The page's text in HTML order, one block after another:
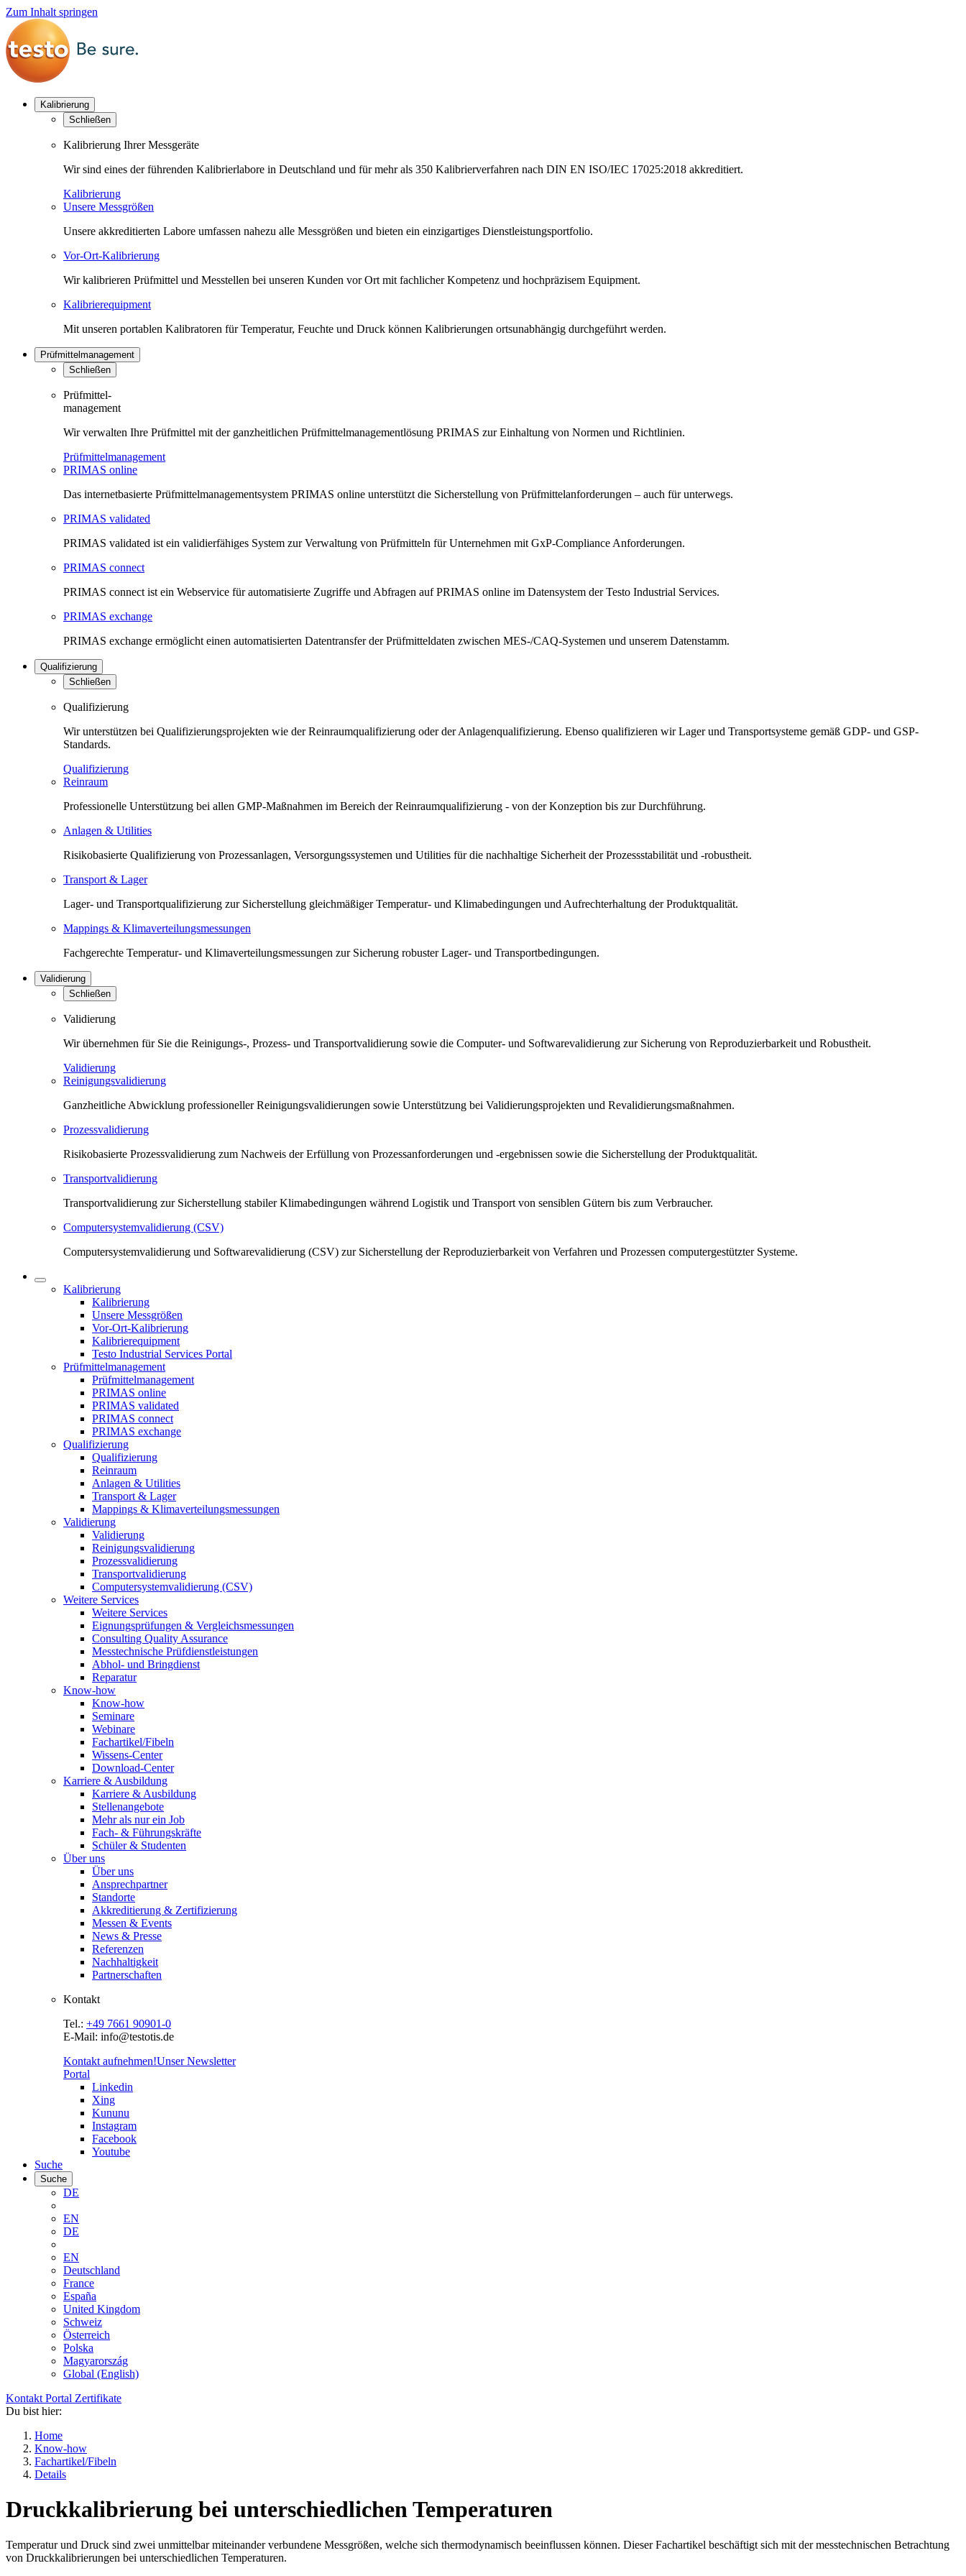
Zum Inhalt springen
Kalibrierung
Schließen
Kalibrierung Ihrer Messgeräte
Wir sind eines der führenden Kalibrierlabore in Deutschland und für mehr als 350 Kalibrierverfahren nach DIN EN ISO/IEC 17025:2018 akkreditiert.
Kalibrierung
Unsere Messgrößen
Unsere akkreditierten Labore umfassen nahezu alle Messgrößen und bieten ein einzigartiges Dienstleistungsportfolio.
Vor-Ort-Kalibrierung
Wir kalibrieren Prüfmittel und Messtellen bei unseren Kunden vor Ort mit fachlicher Kompetenz und hochpräzisem Equipment.
Kalibrierequipment
Mit unseren portablen Kalibratoren für Temperatur, Feuchte und Druck können Kalibrierungen ortsunabhängig durchgeführt werden.
Prüfmittelmanagement
Schließen
Prüfmittel-
management
Wir verwalten Ihre Prüfmittel mit der ganzheitlichen Prüfmittelmanagementlösung PRIMAS zur Einhaltung von Normen und Richtlinien.
Prüfmittelmanagement
PRIMAS online
Das internetbasierte Prüfmittelmanagementsystem PRIMAS online unterstützt die Sicherstellung von Prüfmittelanforderungen – auch für unterwegs.
PRIMAS validated
PRIMAS validated ist ein validierfähiges System zur Verwaltung von Prüfmitteln für Unternehmen mit GxP-Compliance Anforderungen.
PRIMAS connect
PRIMAS connect ist ein Webservice für automatisierte Zugriffe und Abfragen auf PRIMAS online im Datensystem der Testo Industrial Services.
PRIMAS exchange
PRIMAS exchange ermöglicht einen automatisierten Datentransfer der Prüfmitteldaten zwischen MES-/CAQ-Systemen und unserem Datenstamm.
Qualifizierung
Schließen
Qualifizierung
Wir unterstützen bei Qualifizierungsprojekten wie der Reinraumqualifizierung oder der Anlagenqualifizierung. Ebenso qualifizieren wir Lager und Transportsysteme gemäß GDP- und GSP-
Standards.
Qualifizierung
Reinraum
Professionelle Unterstützung bei allen GMP-Maßnahmen im Bereich der Reinraumqualifizierung - von der Konzeption bis zur Durchführung.
Anlagen & Utilities
Risikobasierte Qualifizierung von Prozessanlagen, Versorgungssystemen und Utilities für die nachhaltige Sicherheit der Prozessstabilität und -robustheit.
Transport & Lager
Lager- und Transportqualifizierung zur Sicherstellung gleichmäßiger Temperatur- und Klimabedingungen und Aufrechterhaltung der Produktqualität.
Mappings & Klimaverteilungsmessungen
Fachgerechte Temperatur- und Klimaverteilungsmessungen zur Sicherung robuster Lager- und Transportbedingungen.
Validierung
Schließen
Validierung
Wir übernehmen für Sie die Reinigungs-, Prozess- und Transportvalidierung sowie die Computer- und Softwarevalidierung zur Sicherung von Reproduzierbarkeit und Robustheit.
Validierung
Reinigungsvalidierung
Ganzheitliche Abwicklung professioneller Reinigungsvalidierungen sowie Unterstützung bei Validierungsprojekten und Revalidierungsmaßnahmen.
Prozessvalidierung
Risikobasierte Prozessvalidierung zum Nachweis der Erfüllung von Prozessanforderungen und -ergebnissen sowie die Sicherstellung der Produktqualität.
Transportvalidierung
Transportvalidierung zur Sicherstellung stabiler Klimabedingungen während Logistik und Transport von sensiblen Gütern bis zum Verbraucher.
Computersystemvalidierung (CSV)
Computersystemvalidierung und Softwarevalidierung (CSV) zur Sicherstellung der Reproduzierbarkeit von Verfahren und Prozessen computergestützter Systeme.
Kalibrierung
Kalibrierung
Unsere Messgrößen
Vor-Ort-Kalibrierung
Kalibrierequipment
Testo Industrial Services Portal
Prüfmittelmanagement
Prüfmittelmanagement
PRIMAS online
PRIMAS validated
PRIMAS connect
PRIMAS exchange
Qualifizierung
Qualifizierung
Reinraum
Anlagen & Utilities
Transport & Lager
Mappings & Klimaverteilungsmessungen
Validierung
Validierung
Reinigungsvalidierung
Prozessvalidierung
Transportvalidierung
Computersystemvalidierung (CSV)
Weitere Services
Weitere Services
Eignungsprüfungen & Vergleichsmessungen
Consulting Quality Assurance
Messtechnische Prüfdienstleistungen
Abhol- und Bringdienst
Reparatur
Know-how
Know-how
Seminare
Webinare
Fachartikel/Fibeln
Wissens-Center
Download-Center
Karriere & Ausbildung
Karriere & Ausbildung
Stellenangebote
Mehr als nur ein Job
Fach- & Führungskräfte
Schüler & Studenten
Über uns
Über uns
Ansprechpartner
Standorte
Akkreditierung & Zertifizierung
Messen & Events
News & Presse
Referenzen
Nachhaltigkeit
Partnerschaften
Kontakt
Tel.: +49 7661 90901-0
E-Mail: info@testotis.de
Kontakt aufnehmen!Unser Newsletter
Portal
Linkedin
Xing
Kununu
Instagram
Facebook
Youtube
Suche
Suche
DE
EN
DE
EN
Deutschland
France
España
United Kingdom
Schweiz
Österreich
Polska
Magyarország
Global (English)
Kontakt Portal Zertifikate
Du bist hier:
Home
Know-how
Fachartikel/Fibeln
Details
Druckkalibrierung bei unterschiedlichen Temperaturen
Temperatur und Druck sind zwei unmittelbar miteinander verbundene Messgrößen, welche sich thermodynamisch beeinflussen können. Dieser Fachartikel beschäftigt sich mit der messtechnischen Betrachtung
von Druckkalibrierungen bei unterschiedlichen Temperaturen.